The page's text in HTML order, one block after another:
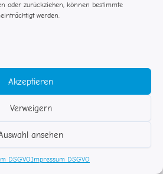
oder zurückziehen, können bestimmte
werden.
Akzeptieren
Verweigern
ansehen
DSGVOImpressum DSGVO
Rosenheim
DSGVO
Kontakt